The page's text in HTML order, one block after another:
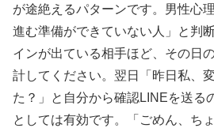
が途絶えるパターンです。男性心
進む準備ができていない人」と判
インが出ている相手ほど、その日
計してください。翌日「昨日私、
た？」と自分から確認LINEを送る
としては有効です。「ごめん、ち